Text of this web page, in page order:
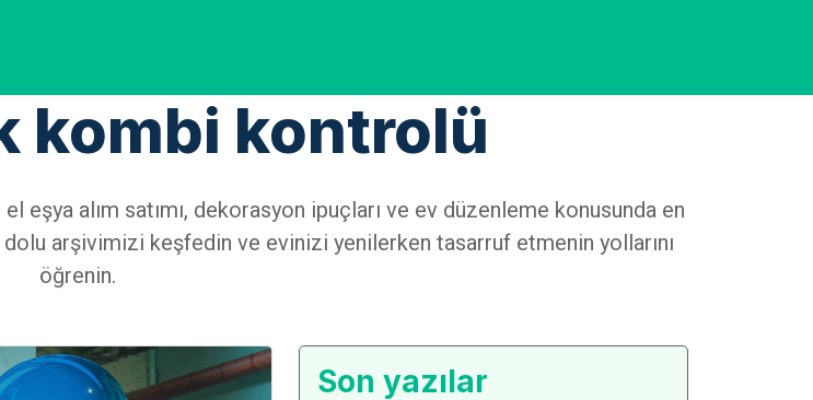
kombi kontrolü
alım satımı, dekorasyon ipuçları ve ev düzenleme konusunda en
arşivimizi keşfedin ve evinizi yenilerken tasarruf etmenin yollarını
öğrenin.
Son yazılar